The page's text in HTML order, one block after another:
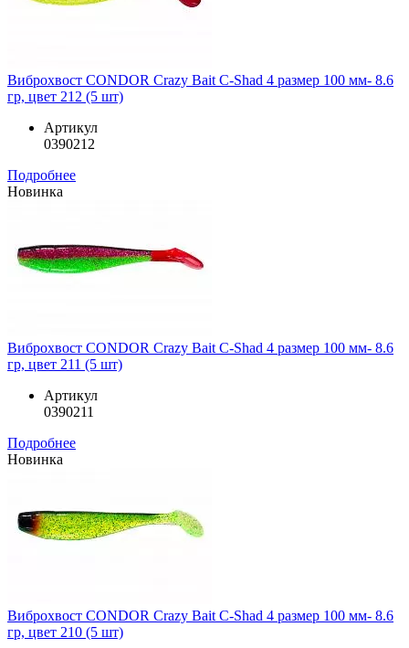
Виброхвост CONDOR Crazy Bait C-Shad 4 размер 100 мм- 8.6
гр, цвет 212 (5 шт)
Артикул
0390212
Подробнее
Новинка
Виброхвост CONDOR Crazy Bait C-Shad 4 размер 100 мм- 8.6
гр, цвет 211 (5 шт)
Артикул
0390211
Подробнее
Новинка
Виброхвост CONDOR Crazy Bait C-Shad 4 размер 100 мм- 8.6
гр, цвет 210 (5 шт)